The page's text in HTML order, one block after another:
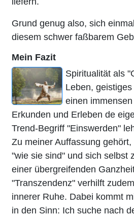
Grund genug also, sich
diesem schwer faßbarem
Mein Fazit
Spiritualität als
Leben,
einen
Erkunden und Erleben de
Trend-Begriff "Einswerden"
Zu meiner Auffassung
"wie sie sind" und sich selbst
einer übergreifenden
"Transzendenz" verhilft
innerer Ruhe. Dabei kommt
in den Sinn: Ich suche nach